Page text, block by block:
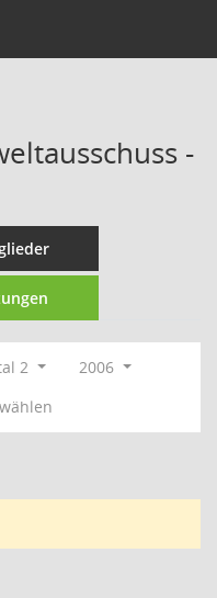
-
2
2006